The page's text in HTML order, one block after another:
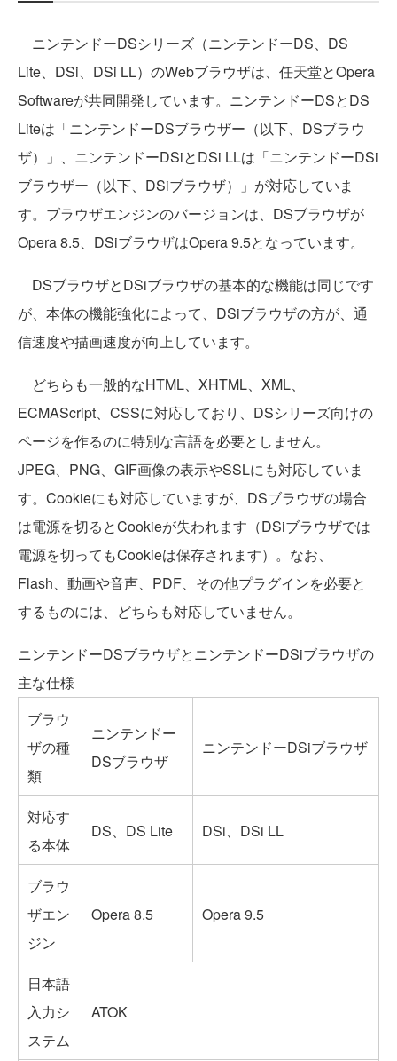
ニンテンドーDSシリーズ（ニンテンドーDS、DS
Lite、DSi、DSi LL）のWebブラウザは、任天堂とOpera
Softwareが共同開発しています。ニンテンドーDSとDS
Liteは「ニンテンドーDSブラウザー（以下、DSブラウ
ザ）」、ニンテンドーDSiとDSi LLは「ニンテンドーDSi
ブラウザー（以下、DSiブラウザ）」が対応していま
す。ブラウザエンジンのバージョンは、DSブラウザが
Opera 8.5、DSiブラウザはOpera 9.5となっています。
DSブラウザとDSiブラウザの基本的な機能は同じです
が、本体の機能強化によって、DSiブラウザの方が、通
信速度や描画速度が向上しています。
どちらも一般的なHTML、XHTML、XML、
ECMAScript、CSSに対応しており、DSシリーズ向けの
ページを作るのに特別な言語を必要としません。
JPEG、PNG、GIF画像の表示やSSLにも対応していま
す。Cookieにも対応していますが、DSブラウザの場合
は電源を切るとCookieが失われます（DSiブラウザでは
電源を切ってもCookieは保存されます）。なお、
Flash、動画や音声、PDF、その他プラグインを必要と
するものには、どちらも対応していません。
ニンテンドーDSブラウザとニンテンドーDSiブラウザの
主な仕様
ブラウ
ザの種
類
ニンテンドー
DSブラウザ
ニンテンドーDSiブラウザ
対応す
る本体
DS、DS Lite DSi、DSi LL
ブラウ
ザエン
ジン
Opera 8.5 Opera 9.5
日本語
入力シ
ステム
ATOK